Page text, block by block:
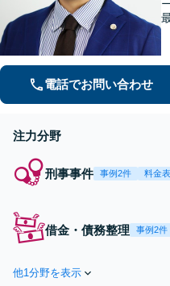
電話でお問い合わせ
注力分野
刑事事件 事例2件 料金
借金・債務整理 事例2件
他1分野を表示